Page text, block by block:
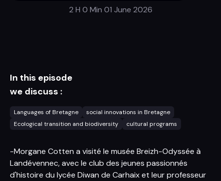
2 H 0 Min 01 June 2026
In this episode
we discuss :
Languages of Bretagne
social innovations in Bretagne
Ecological transition and biodiversity
cultural programs
-Morgane Cotten a visité le musée Breizh-Odyssée à
Landévennec, avec le club des jeunes passionnés
d'histoire du lycée Diwan de Carhaix et leur professeur